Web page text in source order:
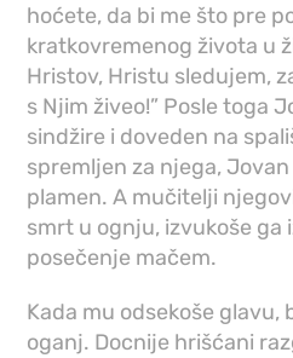
hoćete, da bi me što pre
kratkovremenog života u
Hristov, Hristu sledujem,
s Njim živeo!” Posle toga
sindžire i doveden na
spremljen za njega,
plamen. A mučitelji
smrt u ognju, izvukoše ga
posečenje mačem.
Kada mu odsekoše glavu,
oganj. Docnije hrišćani